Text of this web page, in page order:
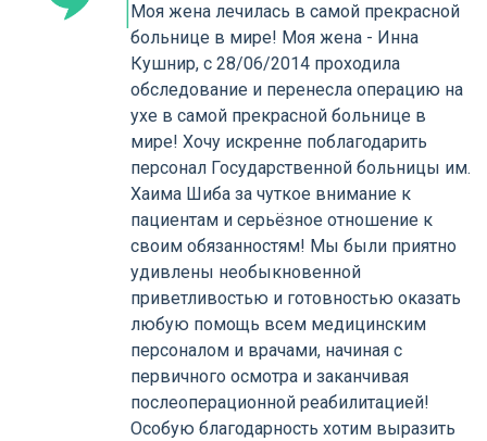
Моя жена лечилась в самой прекрасной
больнице в мире! Моя жена - Инна
Кушнир, с 28/06/2014 проходила
обследование и перенесла операцию на
ухе в самой прекрасной больнице в
мире! Хочу искренне поблагодарить
персонал Государственной больницы им.
Хаима Шиба за чуткое внимание к
пациентам и серьёзное отношение к
своим обязанностям! Мы были приятно
удивлены необыкновенной
приветливостью и готовностью оказать
любую помощь всем медицинским
персоналом и врачами, начиная с
первичного осмотра и заканчивая
послеоперационной реабилитацией!
Особую благодарность хотим выразить